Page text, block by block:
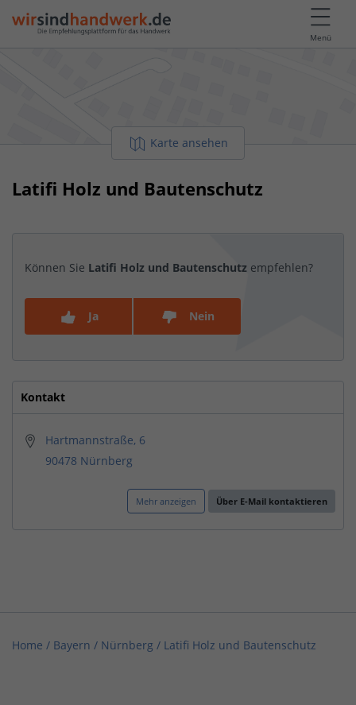
Menü
Karte ansehen
Latifi Holz und Bautenschutz
Können Sie Latifi Holz und Bautenschutz empfehlen?
Ja Nein
Kontakt
Hartmannstraße, 6
90478 Nürnberg
Mehr anzeigen Über E-Mail kontaktieren
Home / Bayern / Nürnberg / Latifi Holz und Bautenschutz